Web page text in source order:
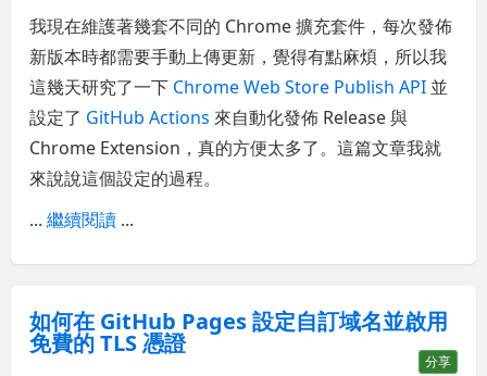
我現在維護著幾套不同的 Chrome 擴充套件，每次發佈
新版本時都需要手動上傳更新，覺得有點麻煩，所以我
這幾天研究了一下 Chrome Web Store Publish API 並
設定了 GitHub Actions 來自動化發佈 Release 與
Chrome Extension，真的方便太多了。這篇文章我就
來說說這個設定的過程。
...繼續閱讀 ...
如何在 GitHub Pages 設定自訂域名並啟用
免費的 TLS 憑證
分享